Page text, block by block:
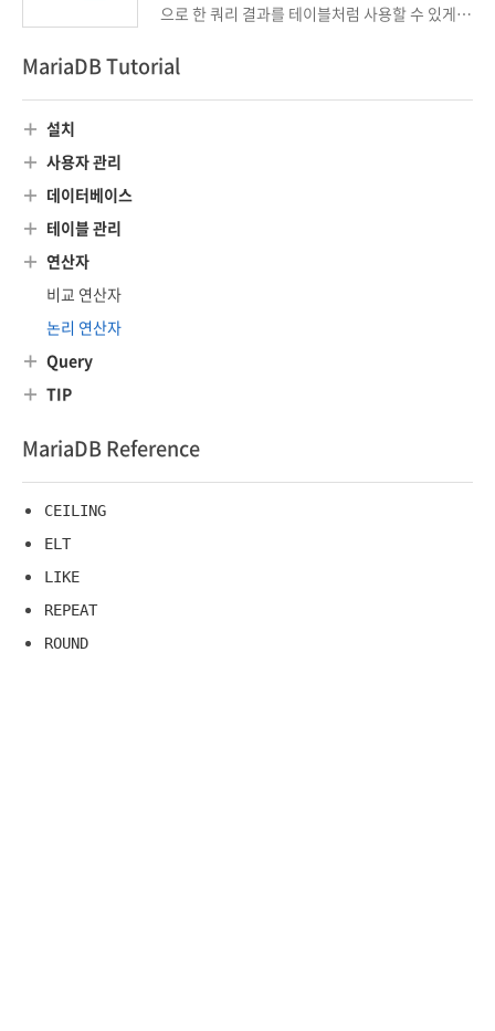
으로 한 쿼리 결과를 테이블처럼 사용할 수 있게
및 데이터 관리에 유용하게 사용됩니다.
MariaDB Tutorial
설치
사용자 관리
데이터베이스
테이블 관리
연산자
비교 연산자
논리 연산자
Query
TIP
MariaDB Reference
CEILING
ELT
LIKE
REPEAT
ROUND